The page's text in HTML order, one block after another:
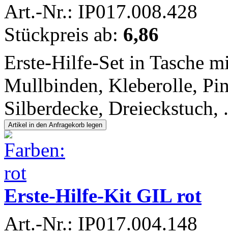
Art.-Nr.: IP017.008.428
Stückpreis ab: 6,86
Erste-Hilfe-Set in Tasche
Mullbinden, Kleberolle,
Silberdecke, Dreieckstuch,
Erste-Hilfe-Kit GIL rot
Art.-Nr.: IP017.004.148